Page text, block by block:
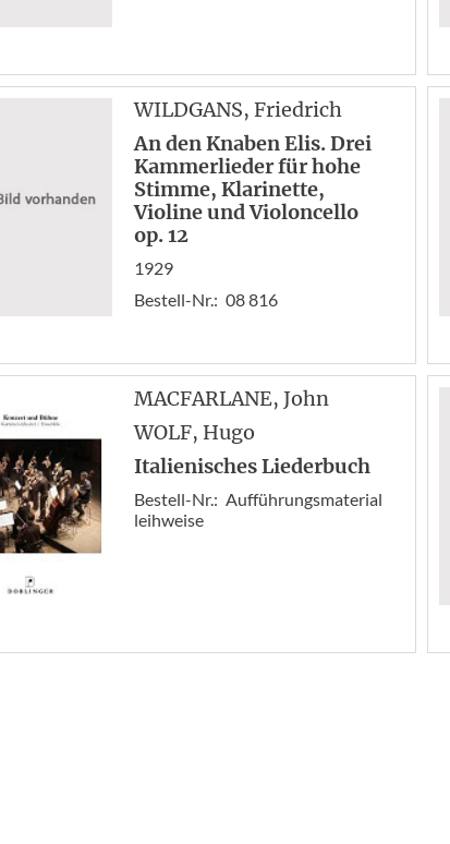
WILDGANS, Friedrich
An den Knaben Elis. Drei
Kammerlieder für hohe
Stimme, Klarinette,
Violine und Violoncello
op. 12
1929
Bestell-Nr.: 08 816
MACFARLANE, John
WOLF, Hugo
Italienisches Liederbuch
Bestell-Nr.: Aufführungsmaterial
leihweise